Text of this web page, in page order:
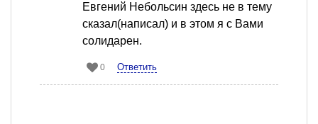
Евгений Небольсин здесь не в тему
сказал(написал) и в этом я с Вами
солидарен.
0 Ответить